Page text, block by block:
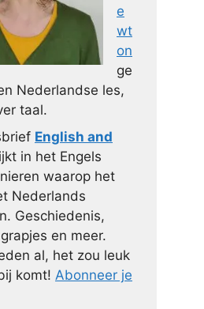
e
wt
on
ge
Nederlandse les,
taal.
English and
in het Engels
waarop het
Nederlands
Geschiedenis,
en meer.
al, het zou leuk
komt! Abonneer je